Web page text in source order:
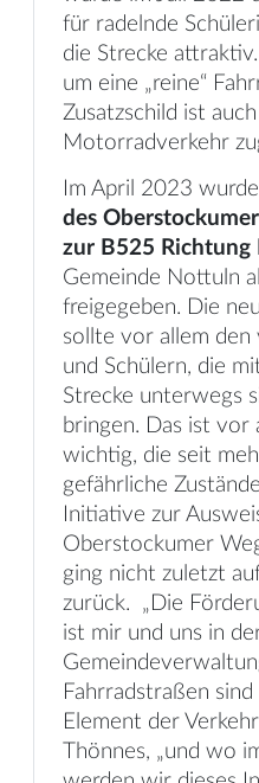
für radelnde
die Strecke
um eine „reine“
Zusatzschild ist
Motorradverkehr
Im April 2023
des
zur B525 Richtung
Gemeinde Nottuln
freigegeben. Die
sollte vor allem den
und Schülern, die
Strecke unterwegs
bringen. Das ist vor
wichtig, die seit
gefährliche
Initiative zur
Oberstockumer
ging nicht zuletzt
zurück. „Die
ist mir und uns in
Fahrradstraßen
Element der
Thönnes, „und wo